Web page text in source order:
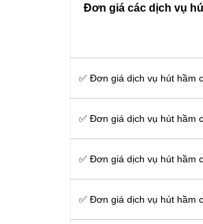
Đơn giá các dịch vụ
✅ Đơn giá dịch vụ hút hầm
✅ Đơn giá dịch vụ hút hầm
✅ Đơn giá dịch vụ hút hầm
✅ Đơn giá dịch vụ hút hầm